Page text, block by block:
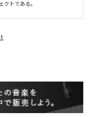
トである。